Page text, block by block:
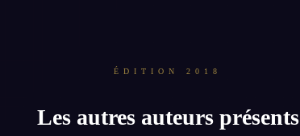
ÉDITION 2018
Les autres auteurs présents